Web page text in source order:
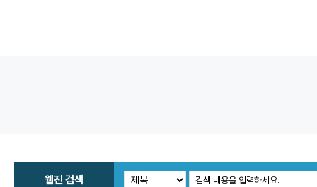
웹진 검색